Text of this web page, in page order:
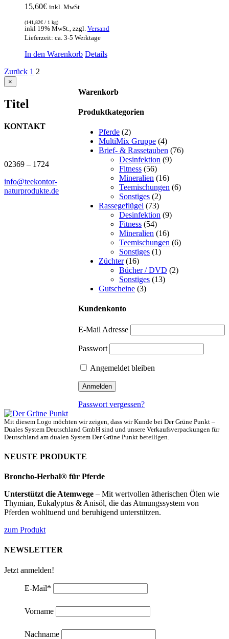
15,60€ inkl. MwSt
(141,82€ / 1 kg)
inkl 19% MwSt., zzgl. Versand
Lieferzeit: ca. 3-5 Werktage
In den Warenkorb Details
Zurück 1 2
Warenkorb
Produktkategorien
Pferde (2)
MultiMix Gruppe (4)
Brief- & Rassetauben (76)
Desinfektion (9)
Fitness (56)
Mineralien (16)
Teemischungen (6)
Sonstiges (2)
Rassegeflügel (73)
Desinfektion (9)
Fitness (54)
Mineralien (16)
Teemischungen (6)
Sonstiges (1)
Züchter (16)
Bücher / DVD (2)
Sonstiges (13)
Gutscheine (3)
Kundenkonto
E-Mail Adresse
Passwort
Angemeldet bleiben
Passwort vergessen?
Close
product
view
×
Titel
KONTAKT
02369 – 1724
info@teekontor-
naturprodukte.de
Mit diesem Logo möchten wir zeigen, dass wir Kunde bei Der Grüne Punkt –
Duales System Deutschland GmbH sind und unsere Verkaufsverpackungen für
Deutschland am dualen System Der Grüne Punkt beteiligen.
NEUSTE PRODUKTE
Broncho-Herbal® für Pferde
Unterstützt die Atemwege – Mit wertvollen ätherischen Ölen wie
Thymian, Eukalyptus & Anisöl, die das Atmungssystem von
Pferden wohltuend und beruhigend unterstützen.
zum Produkt
NEWSLETTER
Jetzt anmelden!
E-Mail*
Vorname
Nachname